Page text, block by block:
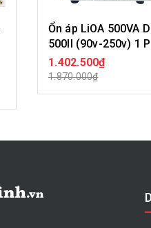
Ổn áp LiOA 500VA
500II (90v-250v) 1
1.402.500₫
1.870.000₫
MUA HÀNG